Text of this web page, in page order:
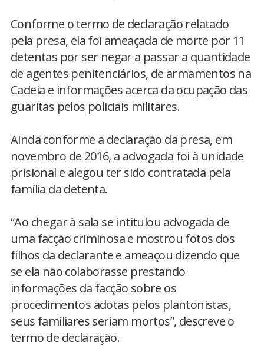
Conforme o termo de declaração relatado
pela presa, ela foi ameaçada de morte por 11
detentas por ser negar a passar a quantidade
de agentes penitenciários, de armamentos na
Cadeia e informações acerca da ocupação das
guaritas pelos policiais militares.
Ainda conforme a declaração da presa, em
novembro de 2016, a advogada foi à unidade
prisional e alegou ter sido contratada pela
família da detenta.
“Ao chegar à sala se intitulou advogada de
uma facção criminosa e mostrou fotos dos
filhos da declarante e ameaçou dizendo que
se ela não colaborasse prestando
informações da facção sobre os
procedimentos adotas pelos plantonistas,
seus familiares seriam mortos”, descreve o
termo de declaração.